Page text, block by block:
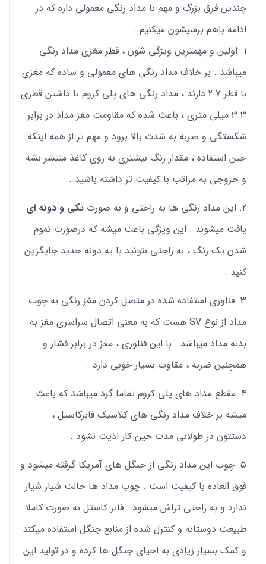
چندین فرق بزرگ و مهم با مداد رنگی معمولی داره که در
ادامه باهم برسیشون میکنیم :
اولین و مهمترین ویژگی شون ، قطر مغزی مداد رنگی
میباشد . بر خلاف مداد رنگی های معمولی و ساده که مغزی
با قطر 2.7 دارند ، مداد رنگی های پلی کروم با داشتن قطری
3.3 میلی متری ، باعث شده که مقاومت مغز مداد در برابر
شکستگی و ضربه به شدت بالا برود و مهم تر از همه اینکه
حین استفاده ، مقدار رنگ بیشتری به روی کاغذ منتشر بشه
و خروجی به مراتب با کیفیت تر داشته باشید .
این مداد رنگی ها به راحتی و به صورت تکی و دونه ای
یافت میشوند . این ویژگی باعث میشه که درصورت تموم
شدن یک رنگ ، به راحتی بتونید با یه دونه جدید جایگزین
کنید .
فناوری استفاده شده در متصل کردن مغز رنگی به چوب
مداد از نوع SV هست که به معنی اتصال سراسری مغز به
بدنه مداد میباشد . با این فناوری ، مغز در برابر فشار و
همچنین ضربه ، مقاوت بسیار خوبی دارد .
مقطع مداد های پلی کروم تماما گرد میباشد که باعث
میشه بر خلاف مداد رنگی های کلاسیک فابرکاستل ،
دستتون در طولانی مدت حین کار اذیت نشود .
چوب این مداد رنگی از جنگل های آمریکا گرفته میشود و
فوق العاده با کیفیت است . چوب مداد ها حالت شیار شیار
ندارد و به راحتی تراش میشود . فابر کاستل به صورت کاملا
طبیعت دوستانه و کنترل شده از منابع جنگل استفاده میکند
و کمک بسیار زیادی به احیای جنگل ها کرده و در تولید این